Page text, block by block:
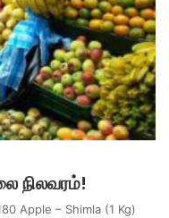
நிலவரம்!
Apple – Shimla (1 Kg)